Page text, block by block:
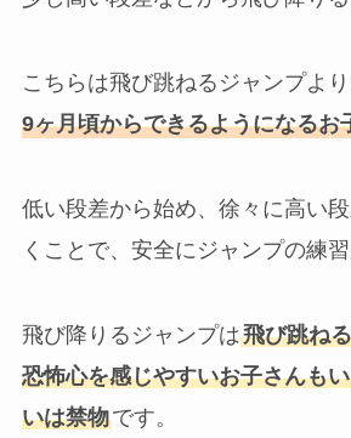
こちらは飛び跳ねるジャンプより
9ヶ月頃からできるようになるお
低い段差から始め、徐々に高い
くことで、安全にジャンプの練習
飛び降りるジャンプは飛び跳ね
恐怖心を感じやすいお子さんも
いは禁物です。